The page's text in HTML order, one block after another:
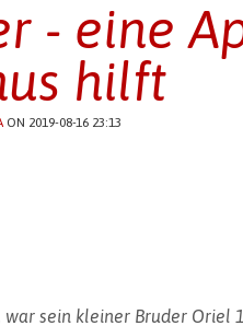
- eine
hilft
ON 2019-08-16 23:13
sein kleiner Bruder Oriel